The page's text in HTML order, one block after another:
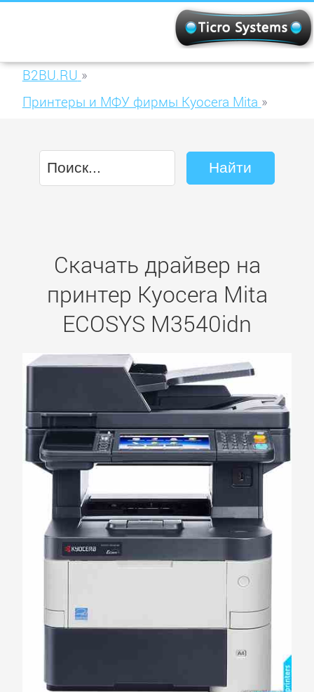
B2BU.RU »
Принтеры и МФУ фирмы Kyocera Mita »
Скачать драйвер на
принтер Kyocera Mita
ECOSYS M3540idn